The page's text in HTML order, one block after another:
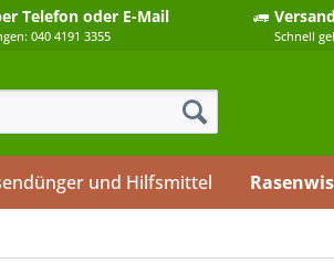
Telefon oder E-Mail
040 4191 3355 Schnell
und Hilfsmittel